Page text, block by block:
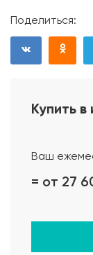
Поделиться:
Купить в
Ваш
= от 27